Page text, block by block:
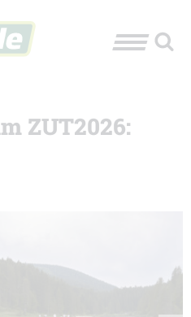
ZUT2026: